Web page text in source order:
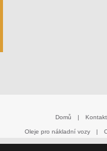
Domů | Kontakt
Oleje pro nákladní vozy |